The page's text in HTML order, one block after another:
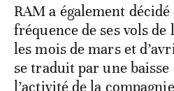
RAM a également
fréquence de ses vols de
les mois de mars et
se traduit par une baisse
l’activité de la